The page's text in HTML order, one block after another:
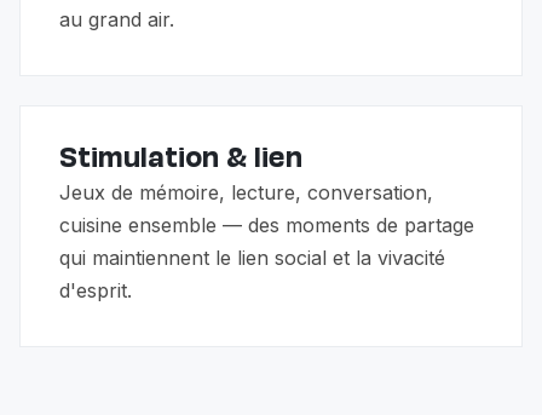
au grand air.
Stimulation & lien
Jeux de mémoire, lecture, conversation,
cuisine ensemble — des moments de partage
qui maintiennent le lien social et la vivacité
d'esprit.